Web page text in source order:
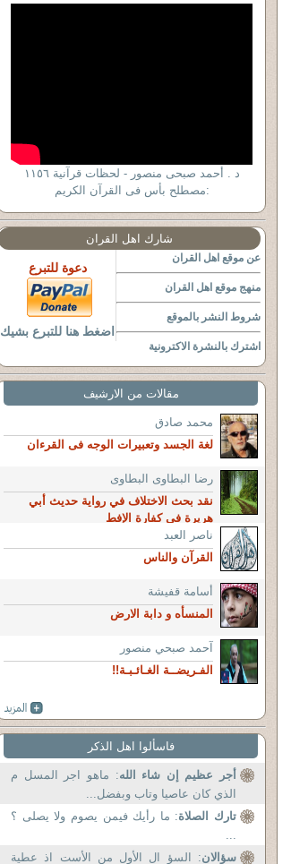
د . أحمد صبحى منصور - لحظات قرآنية ١١٥٦
:مصطلح بأس فى القرآن الكريم
شارك اهل القران
عن موقع اهل القران
منهج موقع اهل القران
شروط النشر بالموقع
اشترك بالنشرة الاكترونية
دعوة للتبرع
اضغط هنا للتبرع بشيك
مقالات من الارشيف
محمد صادق
لغة الجسد وتعبيرات الوجه فى القرءان
رضا البطاوى البطاوى
نقد بحث الاختلاف في رواية حديث أبي
هريرة في كفارة الإفط
ناصر العبد
القرآن والناس
أسامة قفيشة
المنسأه و دابة الارض
آحمد صبحي منصور
الفـريضــة الغـائـبـة!!
فاسألوا اهل الذكر
أجر عظيم إن شاء الله: ماهو اجر المسل م
الذي كان عاصيا وتاب وبفضل...
تارك الصلاة: ما رأيك فيمن يصوم ولا يصلى ؟
...
سؤالان: السؤ ال الأول من الأست اذ عطية